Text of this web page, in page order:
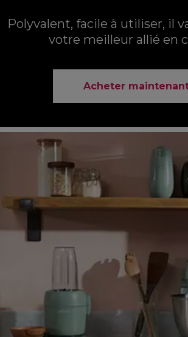
Polyvalent, facile à utiliser, il
votre meilleur allié en
Acheter